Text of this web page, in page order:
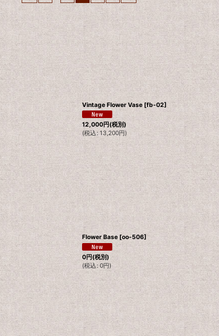
絞り込む
Vintage Flower Vase [fb-02]
12,000円(税別)
(税込 : 13,200円)
Flower Base [oo-506]
0円(税別)
(税込 : 0円)